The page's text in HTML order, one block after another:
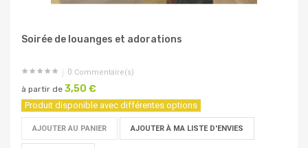
Soirée de louanges et adorations
0 Commentaire(s)
à partir de 3,50 €
Produit disponible avec différentes options
AJOUTER AU PANIER AJOUTER À MA LISTE D'ENVIES